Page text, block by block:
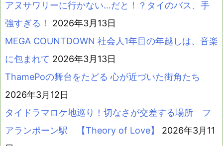
アヌサワリーに行かない…だと！？タイのバス、手
強すぎる！
2026年3月13日
MEGA COUNTDOWN 社会人1年目の年越しは、音楽
に包まれて 2026年3月13日
ThamePoの舞台をたどる 心が近づいた街角たち
2026年3月12日
タイドラマロケ地巡り！切なさが交差する場所 フ
アランポーン駅 【Theory of Love】
2026年3月11